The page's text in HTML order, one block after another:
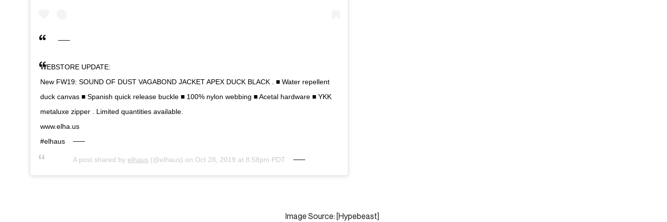
WEBSTORE UPDATE:
New FW19: SOUND OF DUST VAGABOND JACKET APEX DUCK BLACK . ■ Water repellent
duck canvas ■ Spanish quick release buckle ■ 100% nylon webbing ■ Acetal hardware ■ YKK
metaluxe zipper . Limited quantities available.
www.elha.us
#elhaus
A post shared by elhaus (@elhaus) on Oct 28, 2019 at 8:58pm PDT
Image Source: [Hypebeast]